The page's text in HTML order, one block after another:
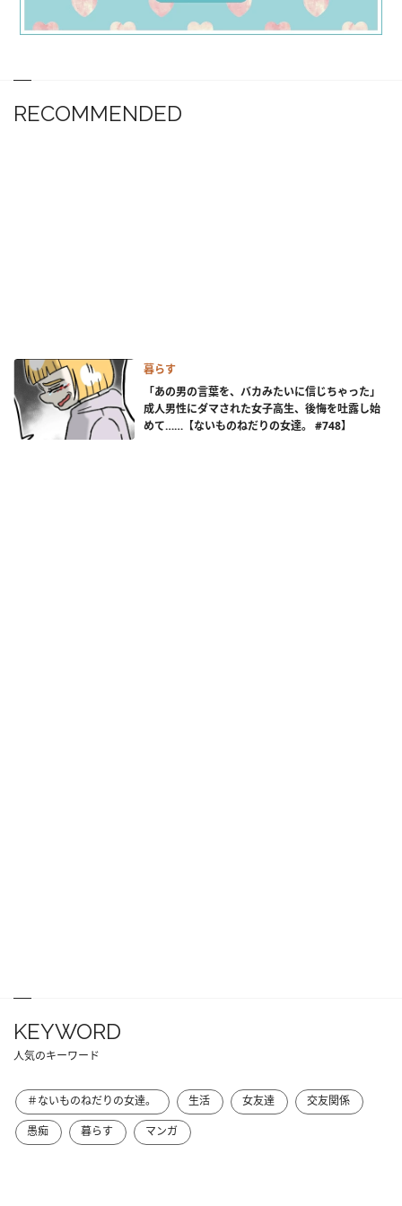
RECOMMENDED
暮らす
「あの男の言葉を、バカみたいに信じちゃった」
成人男性にダマされた女子高生、後悔を吐露し始
めて……【ないものねだりの女達。 #748】
KEYWORD
人気のキーワード
＃ないものねだりの女達。 生活 女友達
交友関係
愚痴
暮らす マンガ